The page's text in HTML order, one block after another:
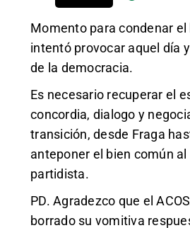
Momento para condenar
intentó provocar aquel día
de la democracia.
Es necesario recuperar el
concordia, dialogo y
transición, desde Fraga
anteponer el bien común
partidista.
PD. Agradezco que el
borrado su vomitiva